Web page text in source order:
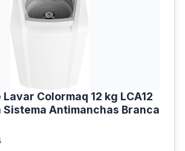
Colormaq 12 kg LCA12
Antimanchas Branca